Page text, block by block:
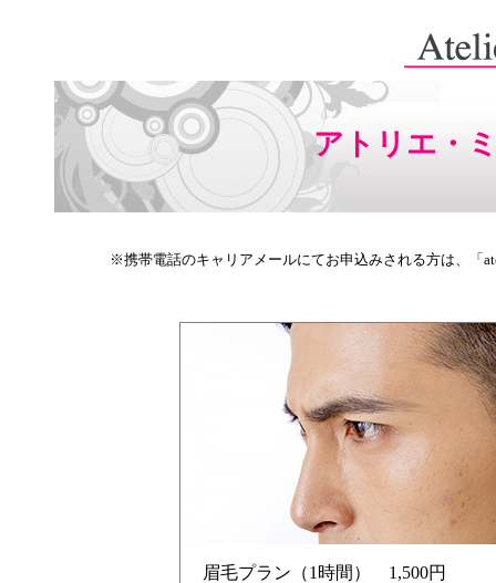
アトリエ・
※携帯電話のキャリアメールにてお申込みされる方は、「
眉毛プラン（1時間） 1,500円